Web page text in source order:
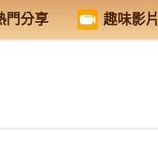
門分享 趣味影片